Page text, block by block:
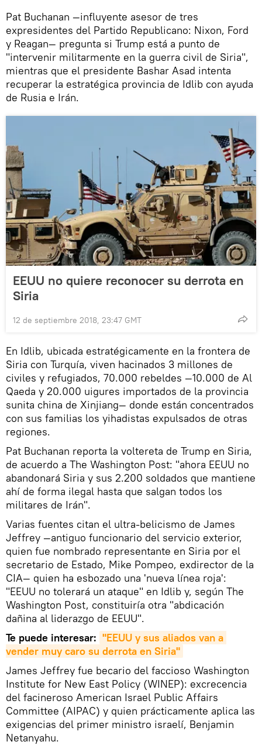
Pat Buchanan —influyente asesor de tres
expresidentes del Partido Republicano: Nixon, Ford
y Reagan— pregunta si Trump está a punto de
"intervenir militarmente en la guerra civil de Siria",
mientras que el presidente Bashar Asad intenta
recuperar la estratégica provincia de Idlib con ayuda
de Rusia e Irán.
EEUU no quiere reconocer su derrota en
Siria
12 de septiembre 2018, 23:47 GMT
En Idlib, ubicada estratégicamente en la frontera de
Siria con Turquía, viven hacinados 3 millones de
civiles y refugiados, 70.000 rebeldes —10.000 de Al
Qaeda y 20.000 uigures importados de la provincia
sunita china de Xinjiang— donde están concentrados
con sus familias los yihadistas expulsados de otras
regiones.
Pat Buchanan reporta la voltereta de Trump en Siria,
de acuerdo a The Washington Post: "ahora EEUU no
abandonará Siria y sus 2.200 soldados que mantiene
ahí de forma ilegal hasta que salgan todos los
militares de Irán".
Varias fuentes citan el ultra-belicismo de James
Jeffrey —antiguo funcionario del servicio exterior,
quien fue nombrado representante en Siria por el
secretario de Estado, Mike Pompeo, exdirector de la
CIA— quien ha esbozado una 'nueva línea roja':
"EEUU no tolerará un ataque" en Idlib y, según The
Washington Post, constituiría otra "abdicación
dañina al liderazgo de EEUU".
Te puede interesar: "EEUU y sus aliados van a
vender muy caro su derrota en Siria"
James Jeffrey fue becario del faccioso Washington
Institute for New East Policy (WINEP): excrecencia
del facineroso American Israel Public Affairs
Committee (AIPAC) y quien prácticamente aplica las
exigencias del primer ministro israelí, Benjamin
Netanyahu.